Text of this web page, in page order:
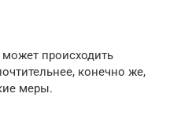
происходить
конечно же,
меры.